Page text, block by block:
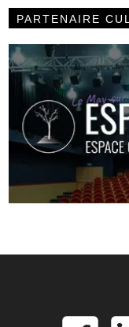
PARTENAIRE